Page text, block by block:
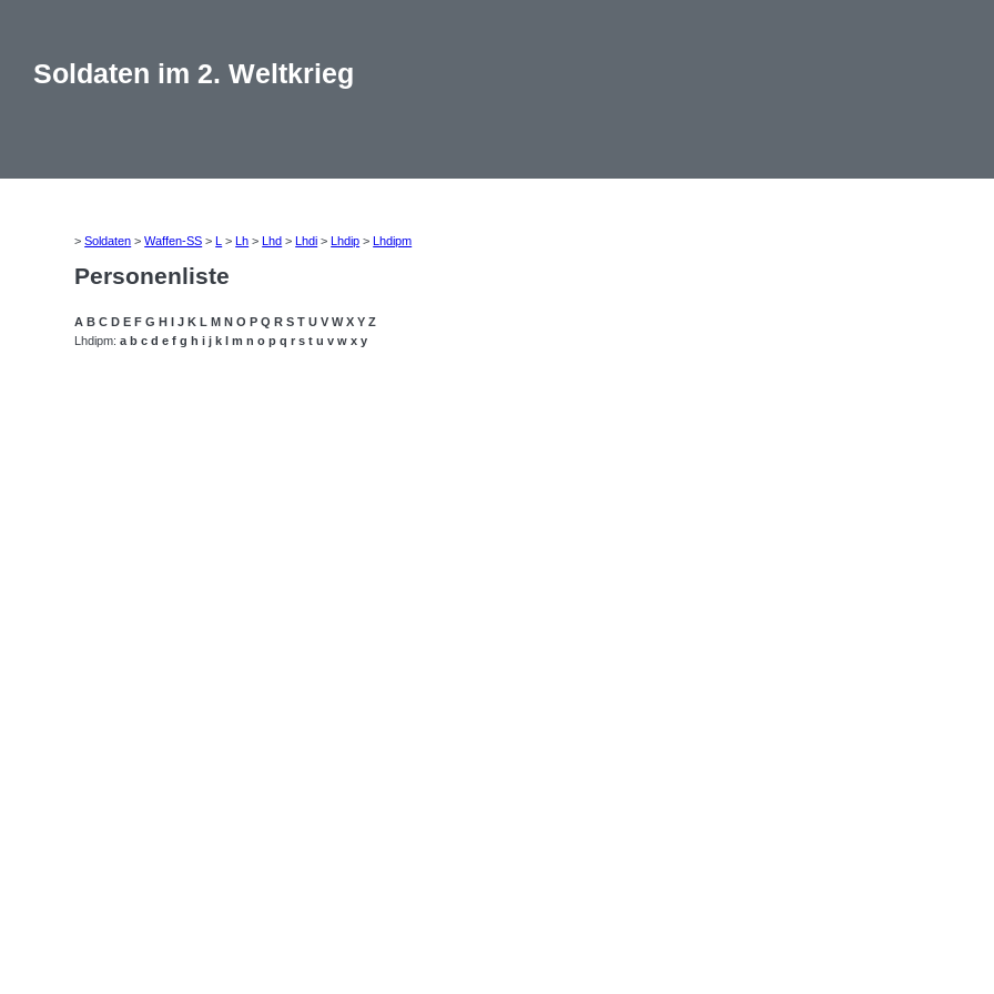
Soldaten im 2. Weltkrieg
>Soldaten >Waffen-SS >L >Lh >Lhd >Lhdi >Lhdip >Lhdipm
Personenliste
A B C D E F G H I J K L M N O P Q R S T U V W X Y Z
Lhdipm:a b c d e f g h i j k l m n o p q r s t u v w x y